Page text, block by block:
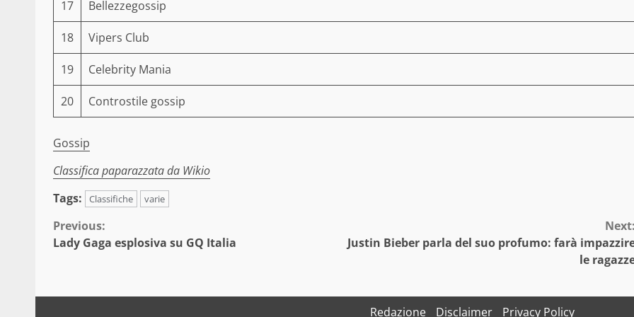
17 Bellezzegossip
18 Vipers Club
19 Celebrity Mania
20 Controstile gossip
Gossip
Classifica paparazzata da Wikio
Tags:
Classifiche varie
Continue
Reading
Previous:
Lady Gaga esplosiva su GQ Italia
Next:
Justin Bieber parla del suo profumo: farà
le
Redazione Disclaimer Privacy Policy